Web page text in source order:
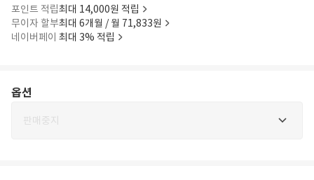
포인트 적립최대 14,000원 적립
무이자 할부최대 6개월 / 월 71,833원
네이버페이 최대 3% 적립
옵션
판매중지